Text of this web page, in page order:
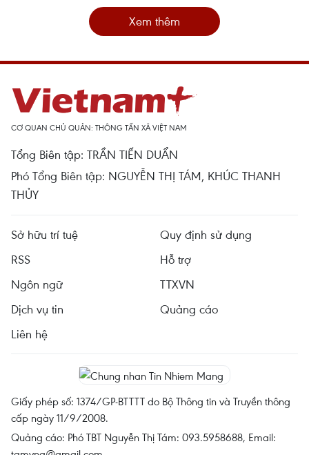
Xem thêm
CƠ QUAN CHỦ QUẢN: THÔNG TẤN XÃ VIỆT NAM
Tổng Biên tập: TRẦN TIẾN DUẨN
Phó Tổng Biên tập: NGUYỄN THỊ TÁM, KHÚC THANH
THỦY
Sở hữu trí tuệ
Quy định sử dụng
RSS
Hỗ trợ
Ngôn ngữ
TTXVN
Dịch vụ tin
Quảng cáo
Liên hệ
Giấy phép số: 1374/GP-BTTTT do Bộ Thông tin và Truyền thông
cấp ngày 11/9/2008.
Quảng cáo: Phó TBT Nguyễn Thị Tám: 093.5958688, Email: